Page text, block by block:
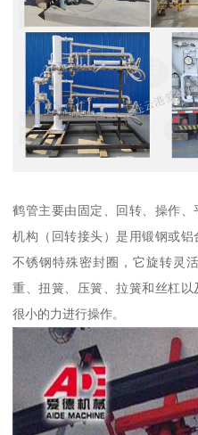
鹤管主要由固定、回转、操作
机构（回转接头）是用锻钢或铝
不锈钢特殊密封圈，它旋转灵
重、扭簧、压簧、拉簧和丝杠
很小的力进行操作。